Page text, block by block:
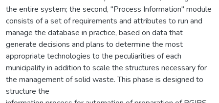
the entire system; the second, "Process Information" module
consists of a set of requirements and attributes to run and
manage the database in practice, based on data that
generate decisions and plans to determine the most
appropriate technologies to the peculiarities of each
municipality in addition to scale the structures necessary for
the management of solid waste. This phase is designed to
structure the